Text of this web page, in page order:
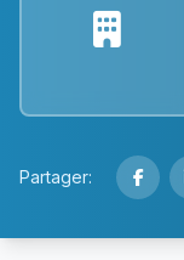
Partager: